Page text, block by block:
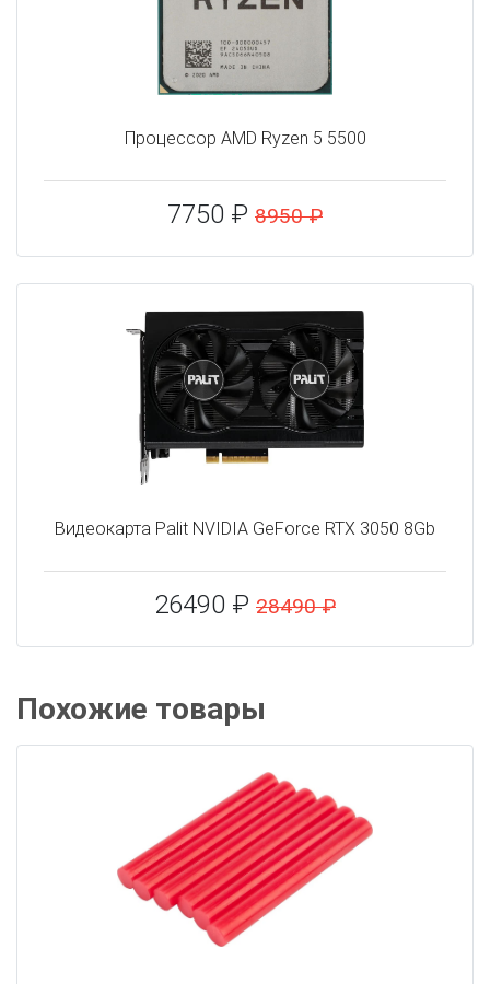
Процессор AMD Ryzen 5 5500
7750 ₽ 8950 ₽
Видеокарта Palit NVIDIA GeForce RTX 3050 8Gb
26490 ₽ 28490 ₽
Похожие товары